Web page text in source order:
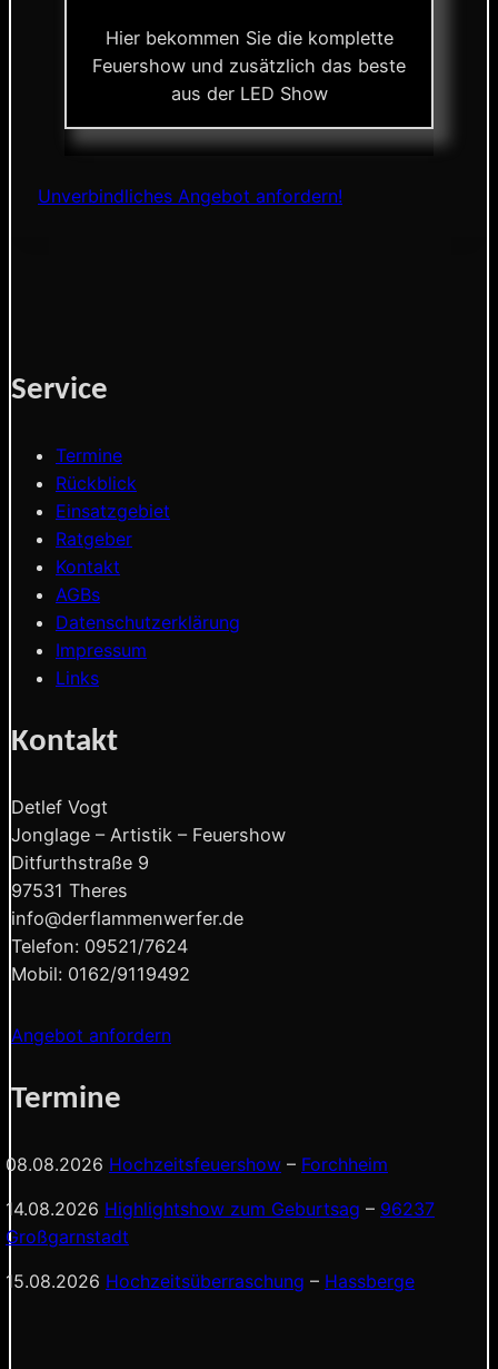
Hier bekommen Sie die komplette
Feuershow und zusätzlich das beste
aus der LED Show
Unverbindliches Angebot anfordern!
Service
Termine
Rückblick
Einsatzgebiet
Ratgeber
Kontakt
AGBs
Datenschutzerklärung
Impressum
Links
Kontakt
Detlef Vogt
Jonglage – Artistik – Feuershow
Ditfurthstraße 9
97531 Theres
info@derflammenwerfer.de
Telefon: 09521/7624
Mobil: 0162/9119492
Angebot anfordern
Termine
08.08.2026 Hochzeitsfeuershow – Forchheim
14.08.2026 Highlightshow zum Geburtsag – 96237
Großgarnstadt
15.08.2026 Hochzeitsüberraschung – Hassberge